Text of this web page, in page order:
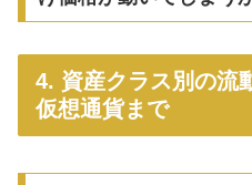
4. 資産クラス別の流
仮想通貨まで